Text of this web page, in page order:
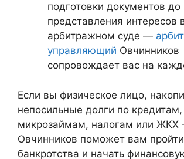
подготовки документов до
представления интересов
арбитражном суде —
управляющий Овчинников
сопровождает вас на
Если вы физическое лицо,
непосильные долги по кредитам,
микрозаймам, налогам или
Овчинников поможет вам
банкротства и начать